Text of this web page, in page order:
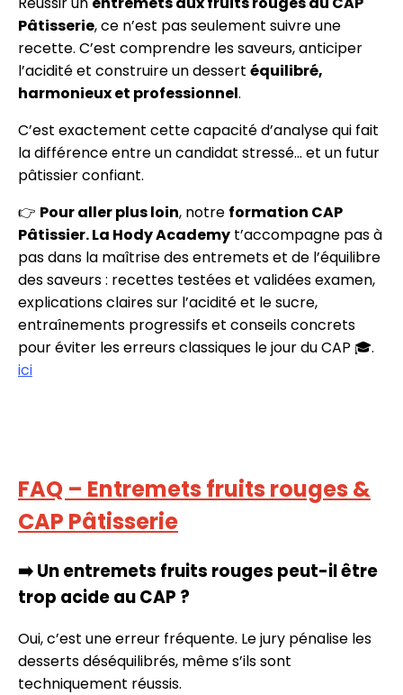
Pâtisserie, ce n’est pas seulement suivre une
recette. C’est comprendre les saveurs, anticiper
l’acidité et construire un dessert équilibré,
harmonieux et professionnel.
C’est exactement cette capacité d’analyse qui fait
la différence entre un candidat stressé… et un futur
pâtissier confiant.
👉 Pour aller plus loin, notre formation CAP
Pâtissier. La Hody Academy t’accompagne pas à
pas dans la maîtrise des entremets et de l’équilibre
des saveurs : recettes testées et validées examen,
explications claires sur l’acidité et le sucre,
entraînements progressifs et conseils concrets
pour éviter les erreurs classiques le jour du CAP 🎓.
ici
FAQ – Entremets fruits rouges &
CAP Pâtisserie
➡️Un entremets fruits rouges peut-il être
trop acide au CAP ?
Oui, c’est une erreur fréquente. Le jury pénalise les
desserts déséquilibrés, même s’ils sont
techniquement réussis.